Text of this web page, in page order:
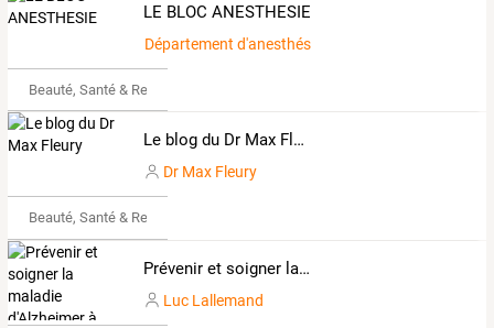
LE BLOC ANESTHESIE
Département d'anesthésie CHP Saint Grégoire
Beauté, Santé & Remise en forme
Le blog du Dr Max Fleury
Dr Max Fleury
Beauté, Santé & Remise en forme
Prévenir et soigner la maladie d'Alzheimer à domicile
Luc Lallemand